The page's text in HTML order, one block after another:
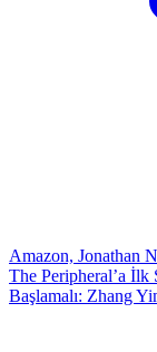
Amazon, Jonathan
The Peripheral’a İlk
Başlamalı: Zhang